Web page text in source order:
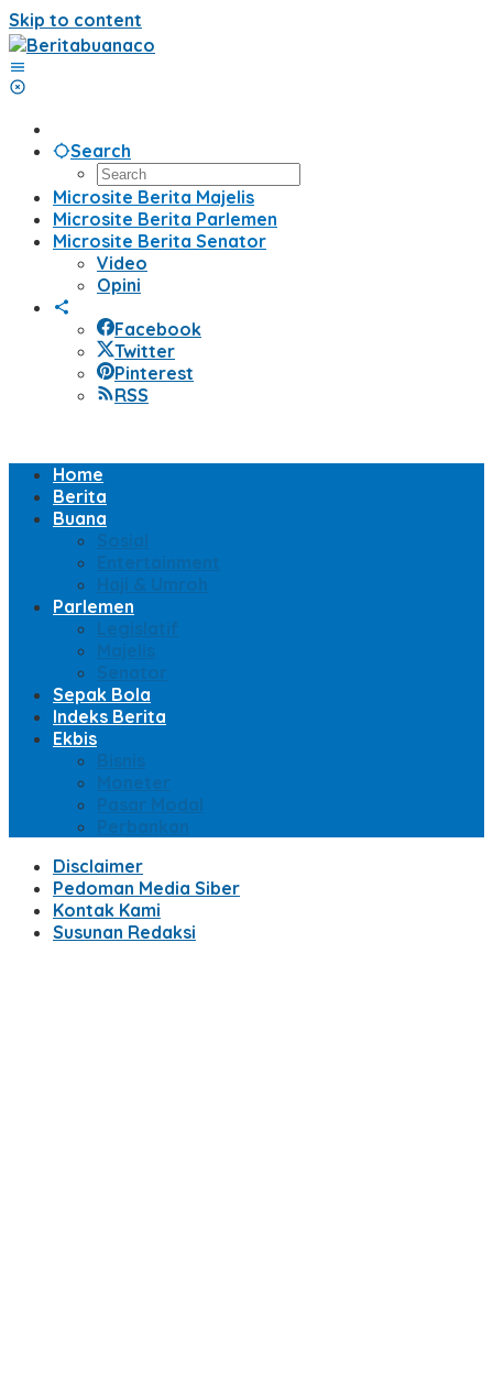
Skip to content
Search
Microsite Berita Majelis
Microsite Berita Parlemen
Microsite Berita Senator
Video
Opini
Facebook
Twitter
Pinterest
RSS
Home
Berita
Buana
Sosial
Entertainment
Haji & Umroh
Parlemen
Legislatif
Majelis
Senator
Sepak Bola
Indeks Berita
Ekbis
Bisnis
Moneter
Pasar Modal
Perbankan
Disclaimer
Pedoman Media Siber
Kontak Kami
Susunan Redaksi